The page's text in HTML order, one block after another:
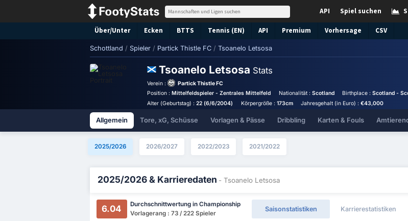
Spiel suchen
API
Über/Unter Ecken BTTS Tennis (EN) API Premium Vorhersage CSV
Schottland / Spieler / Partick Thistle FC / Tsoanelo Letsosa
Tsoanelo Letsosa Stats
Verein :
Partick Thistle FC
Position :Mittelfeldspieler - Zentrales Mittelfeld Nationalität : Scotland Birthplace :Scotland -
Alter (Geburtstag) :22 (6/6/2004) Körpergröße : 173cm Jahresgehalt (in Euro) :€43,000
Allgemein Tore, xG, Schüsse Vorlagen & Pässe Dribbling Karten & Fouls
2025/2026 2026/2027 2022/2023 2021/2022
2025/2026 & Karrieredaten - Tsoanelo Letsosa
6.04
Durchschnittwertung in Championship
Vorlagerang : 73 / 222 Spieler
Saisonstatistiken Karrierestatistiken